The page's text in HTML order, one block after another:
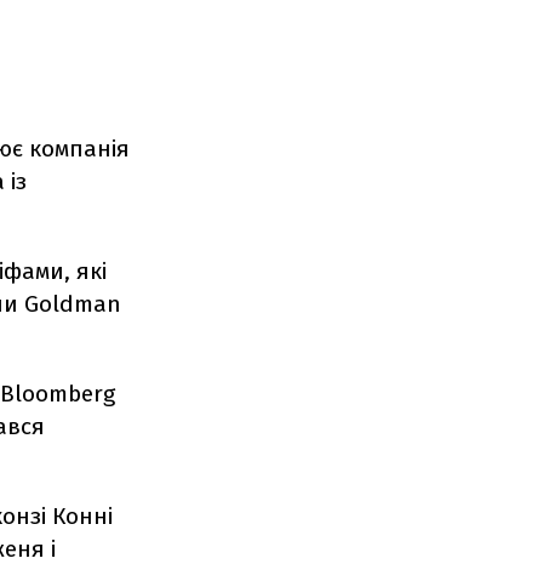
компанія
які
Goldman
Конні
і